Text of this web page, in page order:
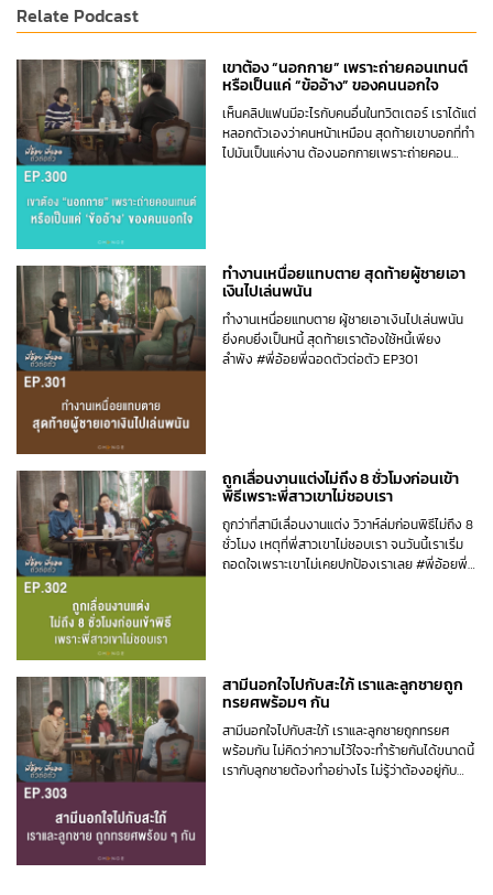
Relate Podcast
เขาต้อง “นอกกาย” เพราะถ่ายคอนเทนต์
หรือเป็นแค่ “ข้ออ้าง” ของคนนอกใจ
เห็นคลิปแฟนมีอะไรกับคนอื่นในทวิตเตอร์ เราได้แต่
หลอกตัวเองว่าคนหน้าเหมือน สุดท้ายเขาบอกที่ทำ
ไปมันเป็นแค่งาน ต้องนอกกายเพราะถ่ายคอน
ทำงานเหนื่อยแทบตาย สุดท้ายผู้ชายเอา
เงินไปเล่นพนัน
ทำงานเหนื่อยแทบตาย ผู้ชายเอาเงินไปเล่นพนัน
ยิ่งคบยิ่งเป็นหนี้ สุดท้ายเราต้องใช้หนี้เพียง
ลำพัง #พี่อ้อยพี่ฉอดตัวต่อตัว EP301
ถูกเลื่อนงานแต่งไม่ถึง 8 ชั่วโมงก่อนเข้า
พิธีเพราะพี่สาวเขาไม่ชอบเรา
ถูกว่าที่สามีเลื่อนงานแต่ง วิวาห์ล่มก่อนพิธีไม่ถึง 8
ชั่วโมง เหตุที่พี่สาวเขาไม่ชอบเรา จนวันนี้เราเริ่ม
ถอดใจเพราะเขาไม่เคยปกป้องเราเลย #พี่อ้อยพี่
สามีนอกใจไปกับสะใภ้ เราและลูกชายถูก
ทรยศพร้อมๆ กัน
สามีนอกใจไปกับสะใภ้ เราและลูกชายถูกทรยศ
พร้อมกัน ไม่คิดว่าความไว้ใจจะทำร้ายกันได้ขนาดนี้
เรากับลูกชายต้องทำอย่างไร ไม่รู้ว่าต้องอยู่กับ